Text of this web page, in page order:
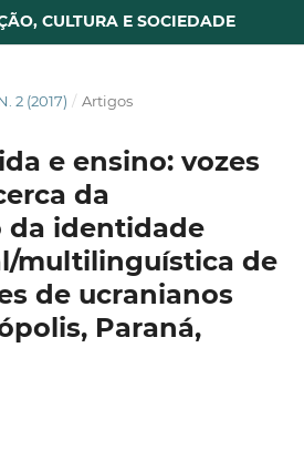
CULTURA E SOCIEDADE
2 (2017) / Artigos
e ensino: vozes
da
da identidade
multilinguística de
de ucranianos
Paraná,